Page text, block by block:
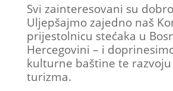
Svi zainteresovani su
Uljepšajmo zajedno naš
prijestolnicu stećaka u
Hercegovini – i
kulturne baštine te
turizma.